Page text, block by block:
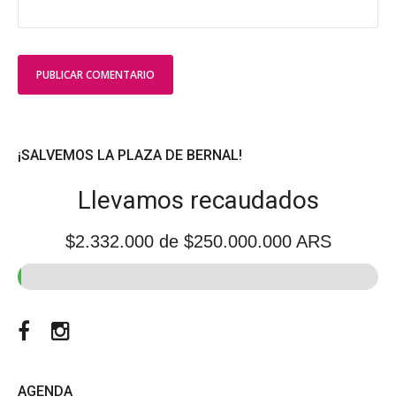
¡SALVEMOS LA PLAZA DE BERNAL!
Llevamos recaudados
$2.332.000de $250.000.000 ARS
Facebook
AGENDA